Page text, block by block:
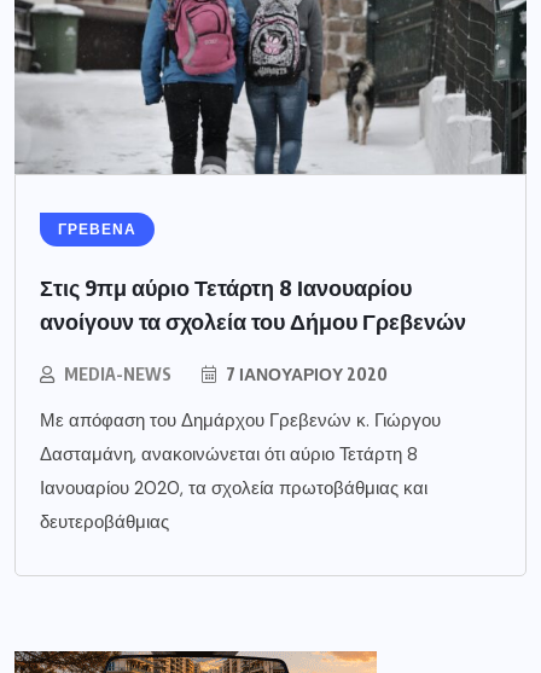
ΓΡΕΒΕΝΑ
Στις 9πμ αύριο Τετάρτη 8 Ιανουαρίου
ανοίγουν τα σχολεία του Δήμου Γρεβενών
MEDIA-NEWS 7 ΙΑΝΟΥΑΡΊΟΥ 2020
Με απόφαση του Δημάρχου Γρεβενών κ. Γιώργου
Δασταμάνη, ανακοινώνεται ότι αύριο Τετάρτη 8
Ιανουαρίου 2020, τα σχολεία πρωτοβάθμιας και
δευτεροβάθμιας